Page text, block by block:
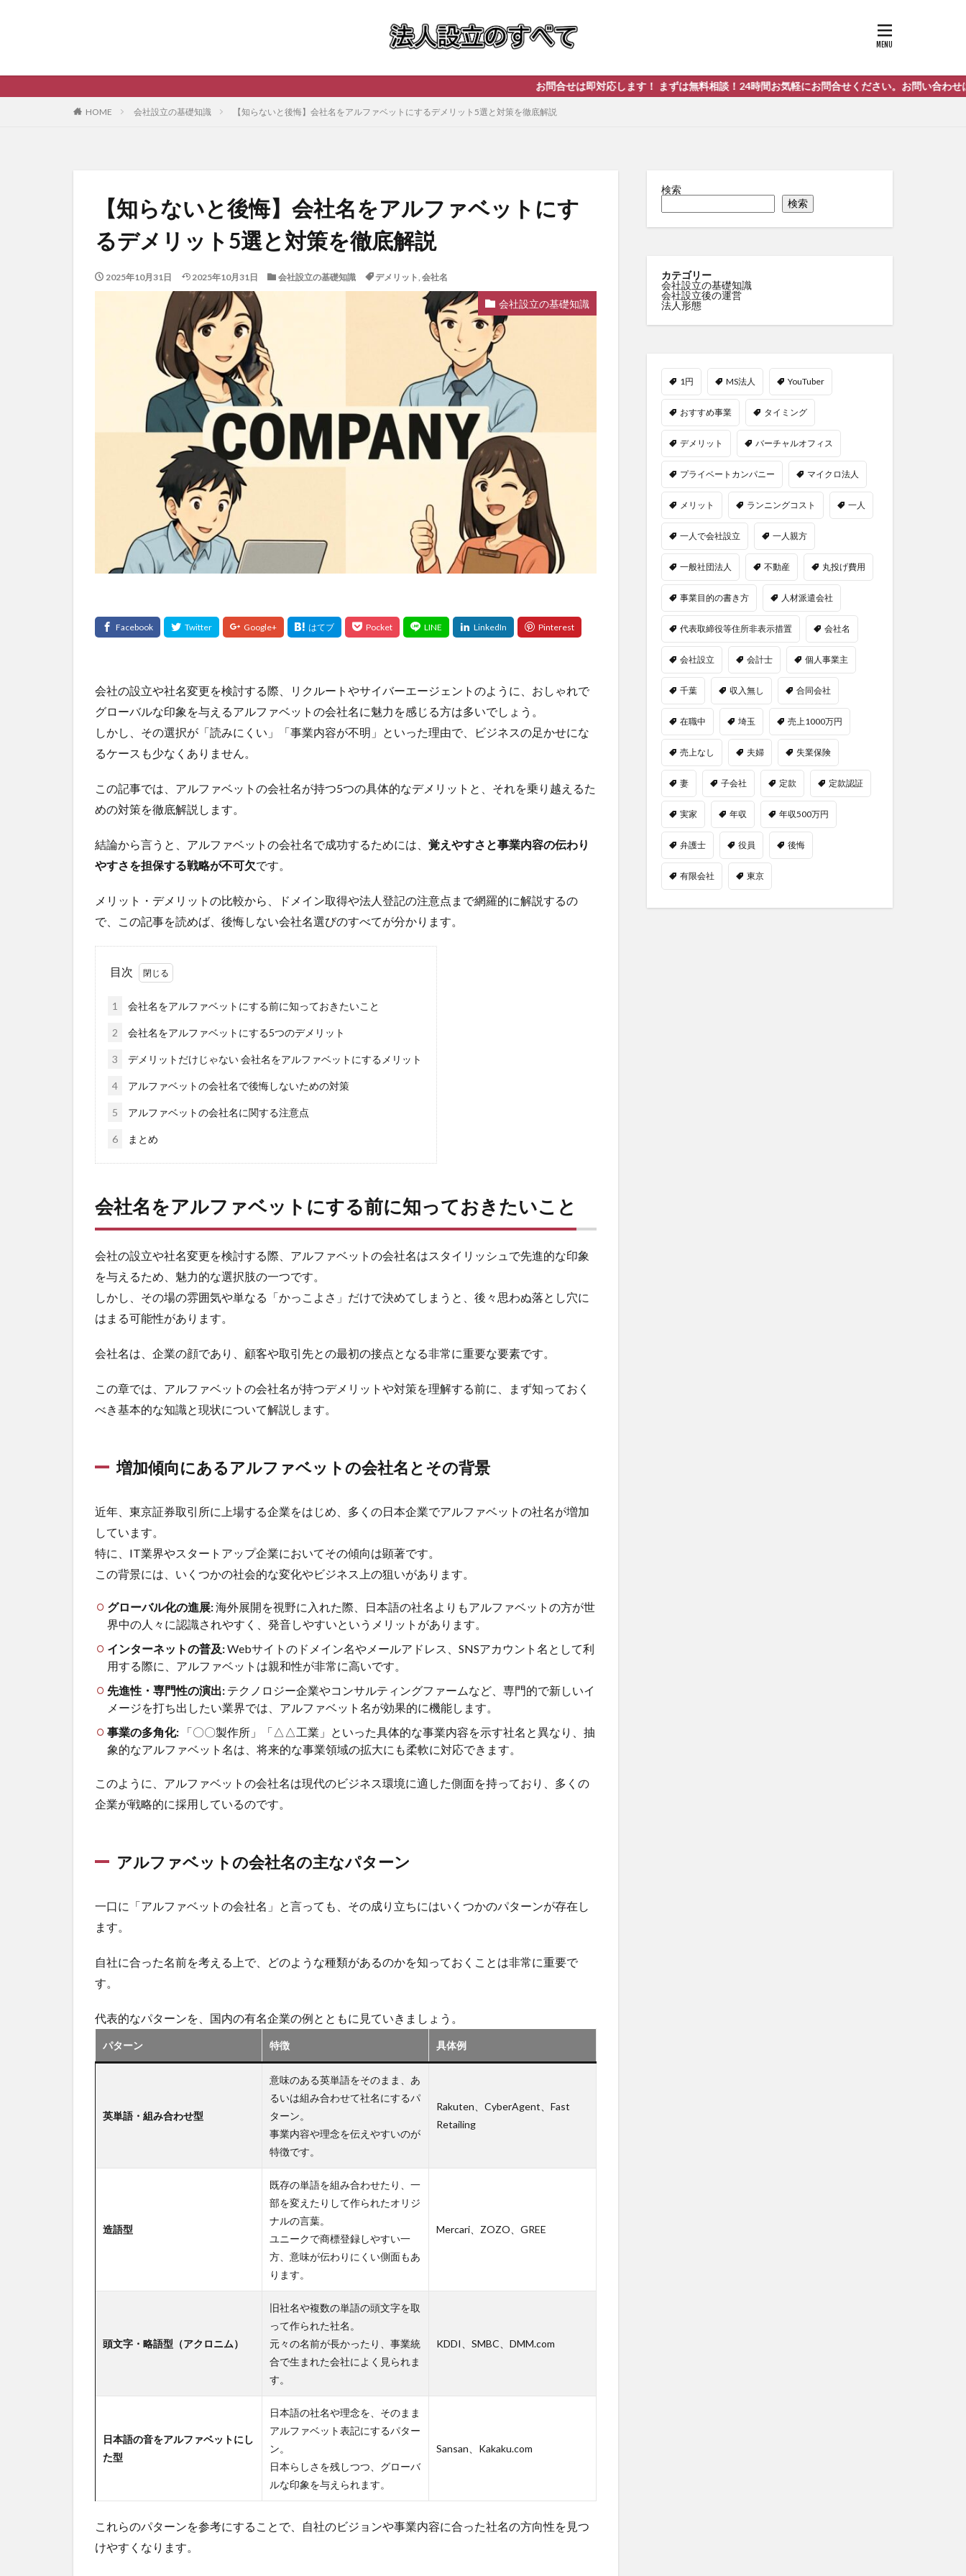
お問合せは即対応します！ まずは無料相談！24時間お気軽にお問合せください。お問い合わせはこちらま
HOME 会社設立の基礎知識 【知らないと後悔】会社名をアルファベットにするデメリット5選と対策を徹底解説
【知らないと後悔】会社名をアルファベットにす
るデメリット5選と対策を徹底解説
2025年10月31日 2025年10月31日 会社設立の基礎知識 デメリット, 会社名
会社設立の基礎知識
会社の設立や社名変更を検討する際、リクルートやサイバーエージェントのように、おしゃれで
グローバルな印象を与えるアルファベットの会社名に魅力を感じる方は多いでしょう。
しかし、その選択が「読みにくい」「事業内容が不明」といった理由で、ビジネスの足かせにな
るケースも少なくありません。
この記事では、アルファベットの会社名が持つ5つの具体的なデメリットと、それを乗り越えるた
めの対策を徹底解説します。
結論から言うと、アルファベットの会社名で成功するためには、 覚えやすさと事業内容の伝わり
やすさを担保する戦略が不可欠です。
メリット・デメリットの比較から、ドメイン取得や法人登記の注意点まで網羅的に解説するの
で、この記事を読めば、後悔しない会社名選びのすべてが分かります。
目次
1 会社名をアルファベットにする前に知っておきたいこと
2 会社名をアルファベットにする5つのデメリット
3 デメリットだけじゃない 会社名をアルファベットにするメリット
4 アルファベットの会社名で後悔しないための対策
5 アルファベットの会社名に関する注意点
6 まとめ
会社名をアルファベットにする前に知っておきたいこと
会社の設立や社名変更を検討する際、アルファベットの会社名はスタイリッシュで先進的な印象
を与えるため、魅力的な選択肢の一つです。
しかし、その場の雰囲気や単なる「かっこよさ」だけで決めてしまうと、後々思わぬ落とし穴に
はまる可能性があります。
会社名は、企業の顔であり、顧客や取引先との最初の接点となる非常に重要な要素です。
この章では、アルファベットの会社名が持つデメリットや対策を理解する前に、まず知っておく
べき基本的な知識と現状について解説します。
増加傾向にあるアルファベットの会社名とその背景
近年、東京証券取引所に上場する企業をはじめ、多くの日本企業でアルファベットの社名が増加
しています。
特に、IT業界やスタートアップ企業においてその傾向は顕著です。
この背景には、いくつかの社会的な変化やビジネス上の狙いがあります。
グローバル化の進展:海外展開を視野に入れた際、日本語の社名よりもアルファベットの方が世
界中の人々に認識されやすく、発音しやすいというメリットがあります。
インターネットの普及:Webサイトのドメイン名やメールアドレス、SNSアカウント名として利
用する際に、アルファベットは親和性が非常に高いです。
先進性・専門性の演出: テクノロジー企業やコンサルティングファームなど、専門的で新しいイ
メージを打ち出したい業界では、アルファベット名が効果的に機能します。
事業の多角化: 「〇〇製作所」「△△工業」といった具体的な事業内容を示す社名と異なり、抽
象的なアルファベット名は、将来的な事業領域の拡大にも柔軟に対応できます。
このように、アルファベットの会社名は現代のビジネス環境に適した側面を持っており、多くの
企業が戦略的に採用しているのです。
アルファベットの会社名の主なパターン
一口に「アルファベットの会社名」と言っても、その成り立ちにはいくつかのパターンが存在し
ます。
自社に合った名前を考える上で、どのような種類があるのかを知っておくことは非常に重要で
す。
代表的なパターンを、国内の有名企業の例とともに見ていきましょう。
パターン 特徴 具体例
英単語・組み合わせ型
意味のある英単語をそのまま、あ
るいは組み合わせて社名にするパ
ターン。
事業内容や理念を伝えやすいのが
特徴です。
Rakuten、CyberAgent、Fast
Retailing
造語型
既存の単語を組み合わせたり、一
部を変えたりして作られたオリジ
ナルの言葉。
ユニークで商標登録しやすい一
方、意味が伝わりにくい側面もあ
ります。
Mercari、ZOZO、GREE
頭文字・略語型（アクロニム）
旧社名や複数の単語の頭文字を取
って作られた社名。
元々の名前が長かったり、事業統
合で生まれた会社によく見られま
す。
KDDI、SMBC、DMM.com
日本語の音をアルファベットにし
た型
日本語の社名や理念を、そのまま
アルファベット表記にするパター
ン。
日本らしさを残しつつ、グローバ
ルな印象を与えられます。
Sansan、Kakaku.com
これらのパターンを参考にすることで、自社のビジョンや事業内容に合った社名の方向性を見つ
けやすくなります。
検索
検索
カテゴリー
会社設立の基礎知識
会社設立後の運営
法人形態
1円 MS法人 YouTuber
おすすめ事業 タイミング
デメリット バーチャルオフィス
プライベートカンパニー マイクロ法人
メリット ランニングコスト 一人
一人で会社設立 一人親方
一般社団法人 不動産 丸投げ費用
事業目的の書き方 人材派遣会社
代表取締役等住所非表示措置 会社名
会社設立 会計士 個人事業主
千葉 収入無し 合同会社
在職中 埼玉 売上1000万円
売上なし 夫婦 失業保険
妻 子会社 定款 定款認証
実家 年収 年収500万円
弁護士 役員 後悔
有限会社 東京